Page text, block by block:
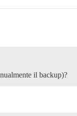
il backup)?